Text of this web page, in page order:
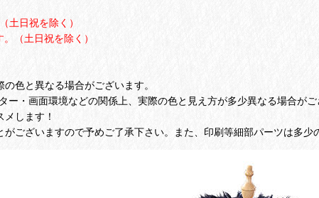
土日祝を除く）
（土日祝を除く）
色と異なる場合がございます。
・画面環境などの関係上、実際の色と見え方が多少異なる場合がご
します！
ございますので予めご了承下さい。また、印刷等細部パーツは多少